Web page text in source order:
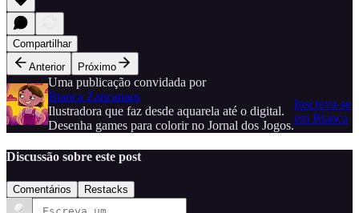
Compartilhar
Anterior
Próximo
Uma publicação convidada por
Bianca Zancanaro
Ilustradora que faz desde aquarela até o digital.
Desenha games para colorir no Jornal dos Jogos.
Inscreva-se
em Bianca
Discussão sobre este post
Comentários Restacks